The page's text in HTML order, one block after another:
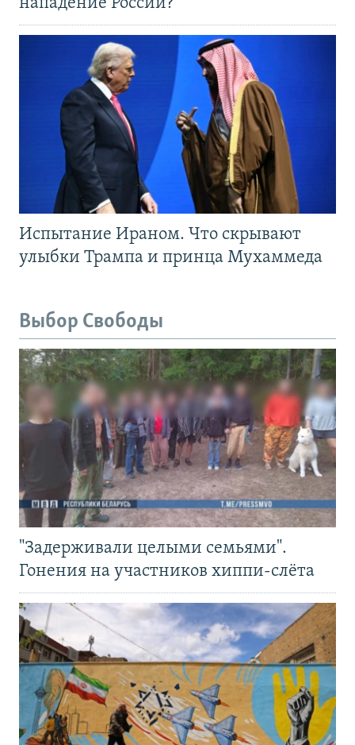
Испытание Ираном. Что скрывают
улыбки Трампа и принца Мухаммеда
Выбор Свободы
"Задерживали целыми семьями".
Гонения на участников хиппи-слёта